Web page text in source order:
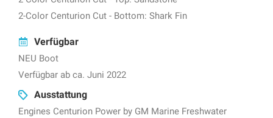
2-Color Centurion Cut - Bottom: Shark Fin
Verfügbar
NEU Boot
Verfügbar ab ca. Juni 2022
Ausstattung
Engines Centurion Power by GM Marine Freshwater